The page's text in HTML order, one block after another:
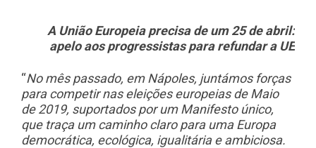
A União Europeia precisa de um 25 de abril:
apelo aos progressistas para refundar a UE
“No mês passado, em Nápoles, juntámos forças
para competir nas eleições europeias de Maio
de 2019, suportados por um Manifesto único,
que traça um caminho claro para uma Europa
democrática, ecológica, igualitária e ambiciosa.